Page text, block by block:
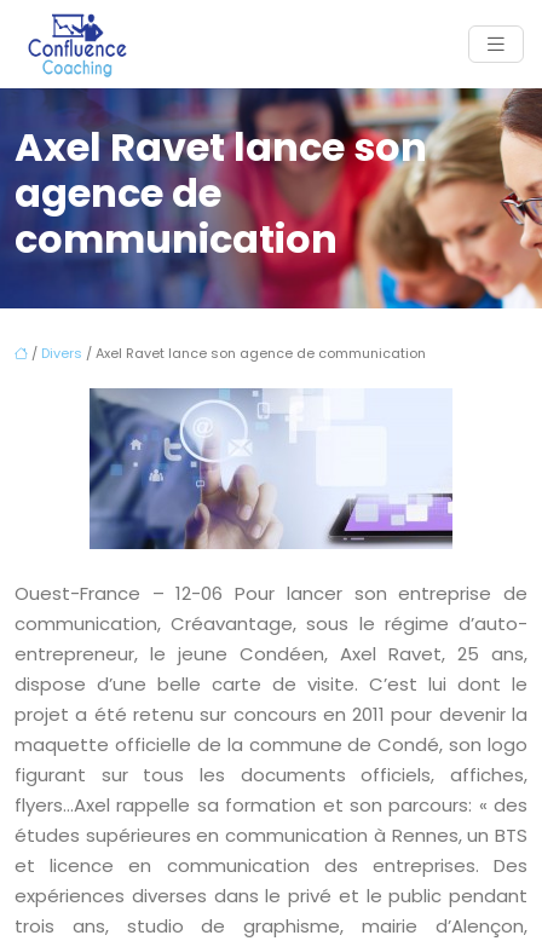
Axel Ravet lance son
agence de
communication
/ Divers / Axel Ravet lance son agence de communication
Ouest-France – 12-06 Pour lancer son entreprise de
communication, Créavantage, sous le régime d’auto-
entrepreneur, le jeune Condéen, Axel Ravet, 25 ans,
dispose d’une belle carte de visite. C’est lui dont le
projet a été retenu sur concours en 2011 pour devenir la
maquette officielle de la commune de Condé, son logo
figurant sur tous les documents officiels, affiches,
flyers…Axel rappelle sa formation et son parcours: « des
études supérieures en communication à Rennes, un BTS
et licence en communication des entreprises. Des
expériences diverses dans le privé et le public pendant
trois ans, studio de graphisme, mairie d’Alençon,